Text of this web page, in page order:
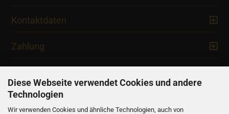
Diese Webseite verwendet Cookies und andere
Technologien
Wir verwenden Cookies und ähnliche Technologien, auch von
Kontaktdaten
Zahlung
Newsletter